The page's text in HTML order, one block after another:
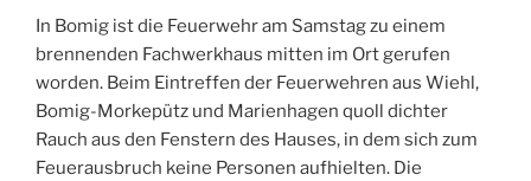
In Bomig ist die Feuerwehr am Samstag zu einem
brennenden Fachwerkhaus mitten im Ort gerufen
worden. Beim Eintreffen der Feuerwehren aus Wiehl,
Bomig-Morkepütz und Marienhagen quoll dichter
Rauch aus den Fenstern des Hauses, in dem sich zum
Feuerausbruch keine Personen aufhielten. Die